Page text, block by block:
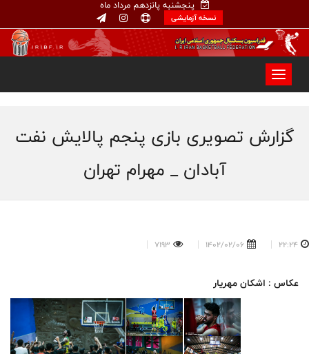
پنجشنبه پانزدهم مرداد ماه
نسخه آزمایشی
گزارش تصویری بازی پنجم پالایش نفت
آبادان _ مهرام تهران
22:24
1402/02/06
7193
عکاس : اشکان مهریار